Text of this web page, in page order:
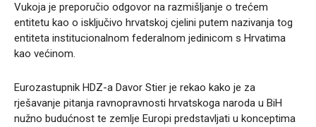
Vukoja je preporučio odgovor na razmišljanje o trećem
entitetu kao o isključivo hrvatskoj cjelini putem nazivanja tog
entiteta institucionalnom federalnom jedinicom s Hrvatima
kao većinom.
Eurozastupnik HDZ-a Davor Stier je rekao kako je za
rješavanje pitanja ravnopravnosti hrvatskoga naroda u BiH
nužno budućnost te zemlje Europi predstavljati u konceptima